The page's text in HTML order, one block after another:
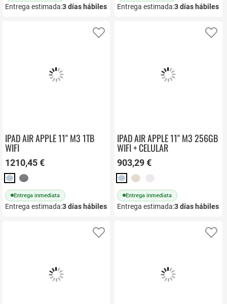
Entrega estimada:3días hábiles Entrega estimada:3días hábiles
IPAD AIR APPLE 11" M3 1TB
WIFI
1210,45 €
Entrega inmediata
Entrega estimada:3días hábiles
IPAD AIR APPLE 11" M3 256GB
WIFI + CELULAR
903,29 €
Entrega inmediata
Entrega estimada:3días hábiles